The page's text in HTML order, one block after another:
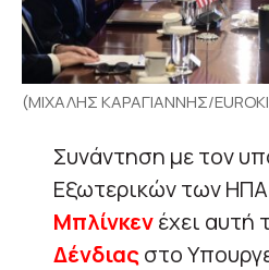
(ΜΙΧΑΛΗΣ ΚΑΡΑΓΙΑΝΝΗΣ/
Συνάντηση με τον
Εξωτερικών των ΗΠΑ
Μπλίνκενέχει αυτή
Δένδιαςστο